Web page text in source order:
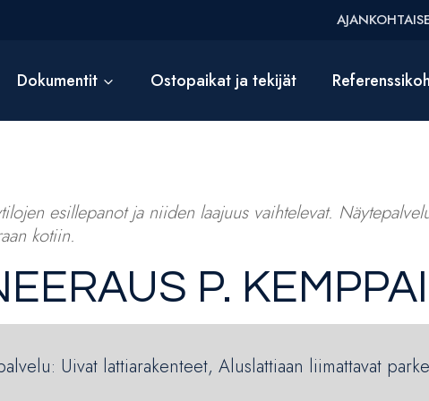
Dokumentit Ostopaikat ja tekijät
esillepanot ja niiden laajuus vaihtelevat.
kotiin.
P.
Uivat lattiarakenteet, Aluslattiaan liimattavat